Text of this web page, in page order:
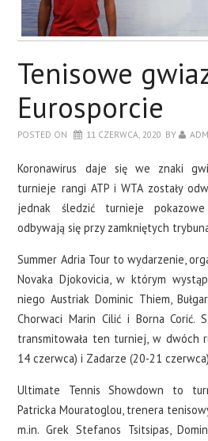
Tenisowe
Eurosporcie
POSTED ON 11 CZERWCA, 2020 BY
Koronawirus daje się we znaki
turnieje rangi ATP i WTA zostały
jednak śledzić turnieje
odbywają się przy zamkniętych
Summer Adria Tour to wydarzenie,
Novaka Djokovicia, w którym
niego Austriak Dominic Thiem,
Chorwaci Marin Cilić i Borna Corić.
transmitowała ten turniej, w dwóch
14 czerwca) i Zadarze (20-21
Ultimate Tennis Showdown to
Patricka Mouratoglou, trenera
m.in. Grek Stefanos Tsitsipas,